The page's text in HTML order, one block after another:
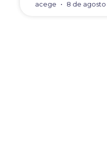
acege 8 de agosto